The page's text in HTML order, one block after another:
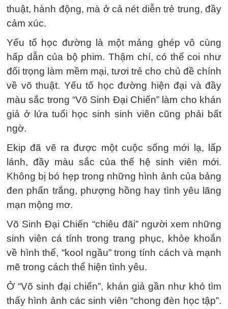
thuật, hành động, mà ở cả nét diễn trẻ trung, đầy
cảm xúc.
Yếu tố học đường là một mảng ghép vô cùng
hấp dẫn của bộ phim. Thậm chí, có thể coi như
đối trọng làm mềm mại, tươi trẻ cho chủ đề chính
về võ thuật. Yếu tố học đường hiện đại và đầy
màu sắc trong “Võ Sinh Đại Chiến” làm cho khán
giả ở lứa tuổi học sinh sinh viên cũng phải bất
ngờ.
Ekip đã vẽ ra được một cuộc sống mới lạ, lấp
lánh, đầy màu sắc của thế hệ sinh viên mới.
Không bị bó hẹp trong những hình ảnh của bảng
đen phấn trắng, phượng hồng hay tình yêu lãng
mạn mộng mơ.
Võ Sinh Đại Chiến “chiêu đãi” người xem những
sinh viên cá tính trong trang phục, khỏe khoắn
về hình thể, “kool ngầu” trong tính cách và mạnh
mẽ trong cách thể hiện tình yêu.
Ở “Võ sinh đại chiến”, khán giả gần như khó tìm
thấy hình ảnh các sinh viên “chong đèn học tập”.